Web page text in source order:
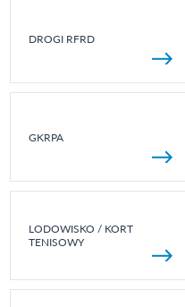
DROGI RFRD
GKRPA
LODOWISKO / KORT
TENISOWY